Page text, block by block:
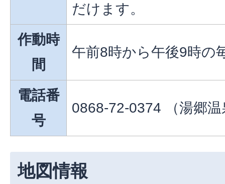
だけます。
作動時
間
午前8時から午後9時の
電話番
号
0868-72-0374 （湯郷
地図情報